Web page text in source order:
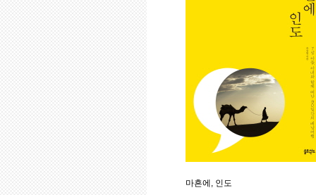
마흔에, 인도